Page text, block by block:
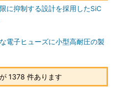
に抑制する設計を採用したSiC
電子ヒューズに小型高耐圧の製
1378 件あります